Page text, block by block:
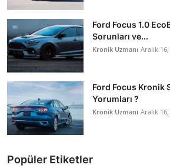
Ford Focus 1.0
Sorunları ve...
Kronik Uzmanı Aralık
Ford Focus Kronik
Yorumları ?
Kronik Uzmanı Aralık
Popüler Etiketler